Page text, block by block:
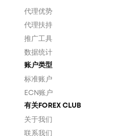
代理优势
代理扶持
推广工具
数据统计
账户类型
标准账户
ECN账户
有关FOREX CLUB
关于我们
联系我们